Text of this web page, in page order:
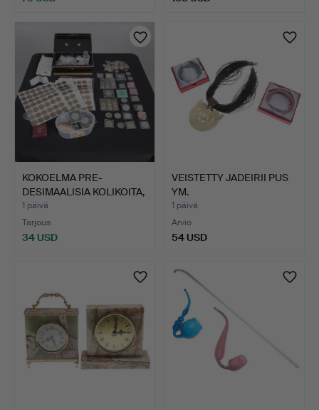
KOKOELMA PRE-
DESIMAALISIA KOLIKOITA,
SISÄL…
1 päivä
Tarjous
34 USD
VEISTETTY JADEIRII PUS
YM.
1 päivä
Arvio
54 USD